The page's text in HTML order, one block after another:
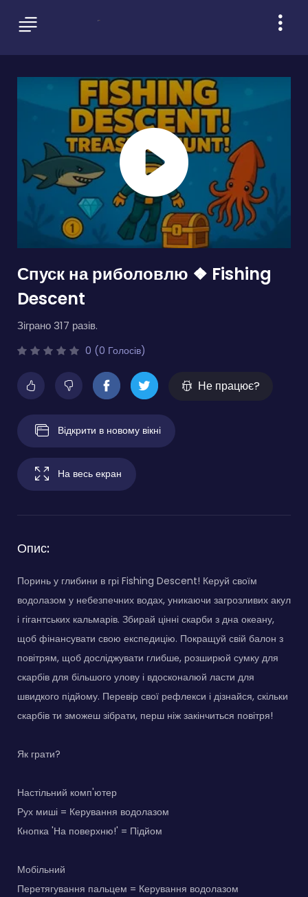
Спуск на риболовлю ❖ Fishing
Descent
Зіграно 317 разів.
0 (0 Голосів)
Не працює?
Відкрити в новому вікні
На весь екран
Опис:
Поринь у глибини в грі Fishing Descent! Керуй своїм
водолазом у небезпечних водах, уникаючи загрозливих акул
і гігантських кальмарів. Збирай цінні скарби з дна океану,
щоб фінансувати свою експедицію. Покращуй свій балон з
повітрям, щоб досліджувати глибше, розширюй сумку для
скарбів для більшого улову і вдосконалюй ласти для
швидкого підйому. Перевір свої рефлекси і дізнайся, скільки
скарбів ти зможеш зібрати, перш ніж закінчиться повітря!
Як грати?
Настільний комп'ютер
Рух миші = Керування водолазом
Кнопка 'На поверхню!' = Підйом
Мобільний
Перетягування пальцем = Керування водолазом